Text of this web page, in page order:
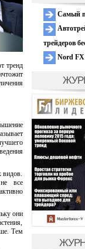
тренд
видов.
все
они
Тем
Самый
трейдеров
Nord FX